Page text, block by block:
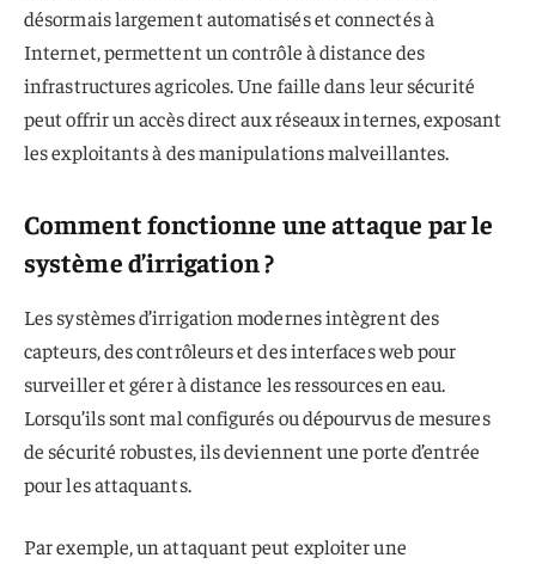
désormais largement automatisés et connectés à
Internet, permettent un contrôle à distance des
infrastructures agricoles. Une faille dans leur sécurité
peut offrir un accès direct aux réseaux internes, exposant
les exploitants à des manipulations malveillantes.
Comment fonctionne une attaque par le
système d’irrigation ?
Les systèmes d’irrigation modernes intègrent des
capteurs, des contrôleurs et des interfaces web pour
surveiller et gérer à distance les ressources en eau.
Lorsqu’ils sont mal configurés ou dépourvus de mesures
de sécurité robustes, ils deviennent une porte d’entrée
pour les attaquants.
Par exemple, un attaquant peut exploiter une